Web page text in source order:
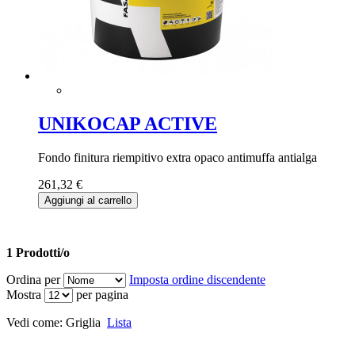
UNIKOCAP ACTIVE
Fondo finitura riempitivo extra opaco antimuffa antialga
261,32 €
Aggiungi al carrello
1 Prodotti/o
Ordina per
Imposta ordine discendente
Mostra
per pagina
Vedi come: Griglia Lista